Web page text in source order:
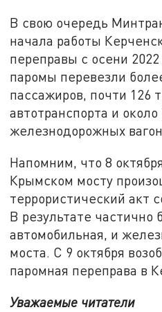
В свою очередь
начала работы
переправы с осени
паромы перевезли
пассажиров, почти 126
автотранспорта и около
железнодорожных
Напомним, что 8
Крымском мосту
террористический акт
В результате
автомобильная, и
моста. С 9 октября
паромная переправа в
Уважаемые читатели